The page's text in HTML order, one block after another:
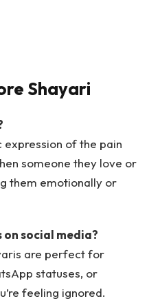
Shayari
expression of the pain
someone they love or
them emotionally or
on social media?
are perfect for
statuses, or
feeling ignored.